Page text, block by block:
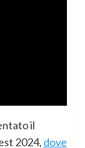
il
2024, dove